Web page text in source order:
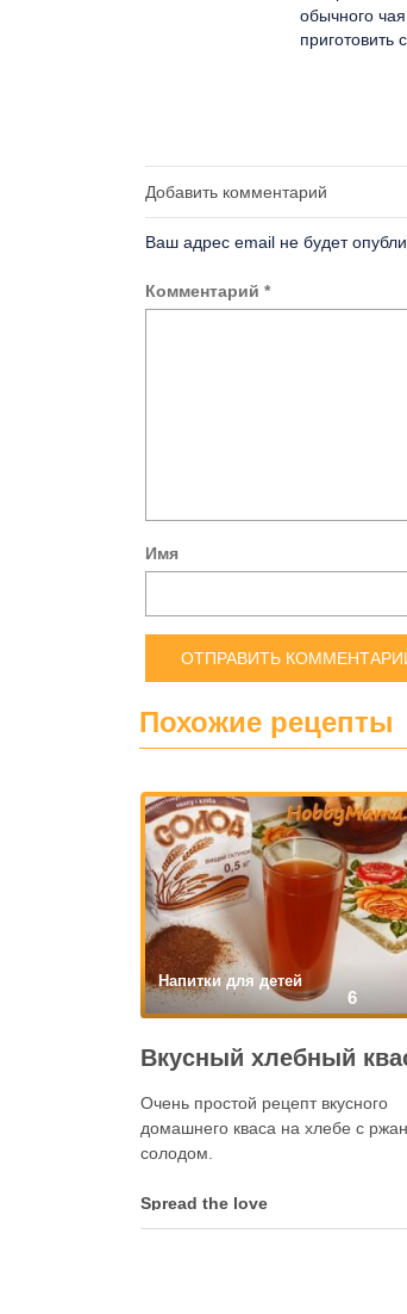
обычного
приготовить
Добавить комментарий
Ваш адрес email не будет
Комментарий *
Имя
Похожие рецепты
Напитки для детей
6
Очень простой рецепт вкусного
домашнего кваса на хлебе с
солодом.
Spread the love